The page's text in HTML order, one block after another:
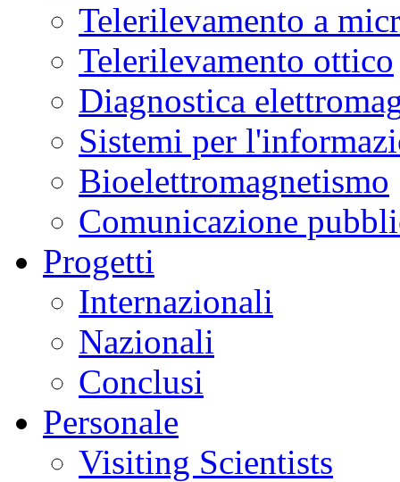
Telerilevamento a
Telerilevamento ottico
Diagnostica
Sistemi per
Bioelettromagnetismo
Comunicazione
Progetti
Internazionali
Nazionali
Conclusi
Personale
Visiting Scientists